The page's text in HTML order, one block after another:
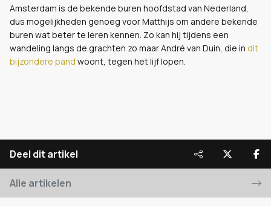
Amsterdam is de bekende buren hoofdstad van Nederland,
dus mogelijkheden genoeg voor Matthijs om andere bekende
buren wat beter te leren kennen. Zo kan hij tijdens een
wandeling langs de grachten zo maar André van Duin, die in dit
bijzondere pand woont, tegen het lijf lopen.
Deel dit artikel
Alle artikelen